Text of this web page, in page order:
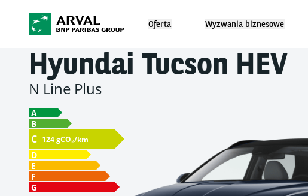
Oferta Wyzwania biznesowe
Hyundai Tucson HEV
N Line Plus
A
B
C 124 gCO₂/km
D
E
F
G